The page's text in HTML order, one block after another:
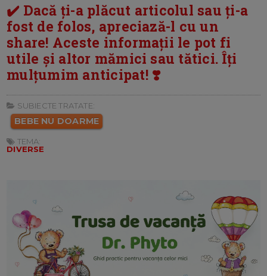
✔️ Dacă ți-a plăcut articolul sau ți-a
fost de folos, apreciază-l cu un
share! Aceste informații le pot fi
utile și altor mămici sau tătici. Îți
mulțumim anticipat! ❣️
SUBIECTE TRATATE:
BEBE NU DOARME
TEMA:
DIVERSE